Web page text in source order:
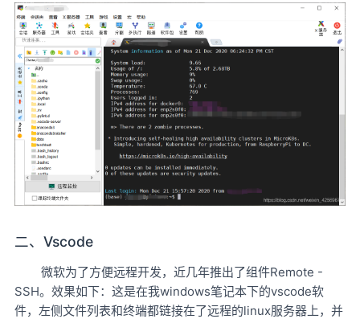
二、Vscode
微软为了方便远程开发，近几年推出了组件Remote -
SSH。效果如下：这是在我windows笔记本下的vscode软
件，左侧文件列表和终端都链接在了远程的linux服务器上，并